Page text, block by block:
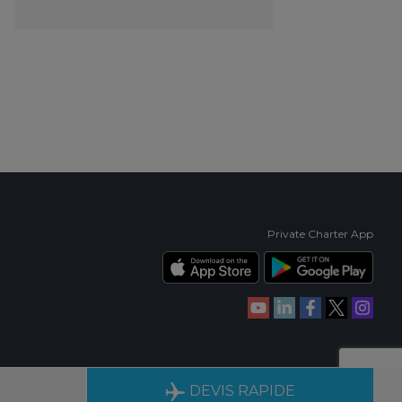
DEVIS RAPIDE
DISPONIBLES 24H/24, 7J/7
Private Charter App